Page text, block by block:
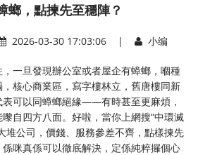
螂，點揀先至穩陣？
2026-03-30 17:03:06 | 小编
一旦發現辦公室或者屋企有蟑螂，嗰種
核心商業區，寫字樓林立，舊唐樓同新
可以同蟑螂絕緣——有時甚至更麻煩，
自四方八面。好啦，當你上網搜“中環滅
堆公司，價錢、服務參差不齊，點樣揀先
咪真係可以徹底解決，定係純粹攞個心